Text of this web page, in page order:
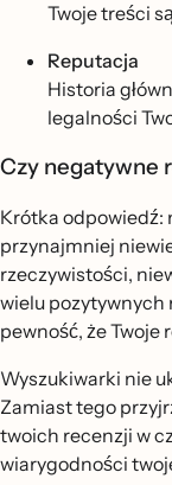
Twoje treści
Reputacja
Historia
legalności
Czy negatywne
Krótka odpowiedź:
przynajmniej
rzeczywistości,
wielu pozytywnych
pewność, że Twoje
Wyszukiwarki nie
Zamiast tego
twoich recenzji w
wiarygodności